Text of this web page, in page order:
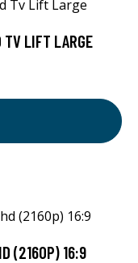
TV LIFT LARGE
(2160P) 16:9